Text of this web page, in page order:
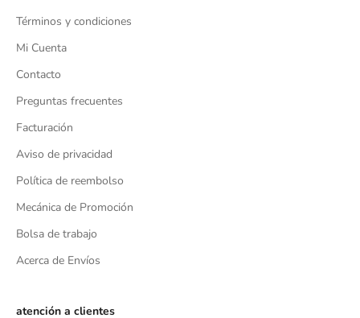
Términos y condiciones
Mi Cuenta
Contacto
Preguntas frecuentes
Facturación
Aviso de privacidad
Política de reembolso
Mecánica de Promoción
Bolsa de trabajo
Acerca de Envíos
atención a clientes